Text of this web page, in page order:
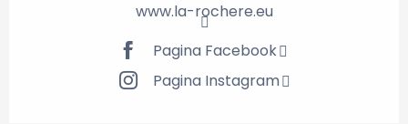
www.la-rochere.eu
Pagina Facebook
Pagina Instagram